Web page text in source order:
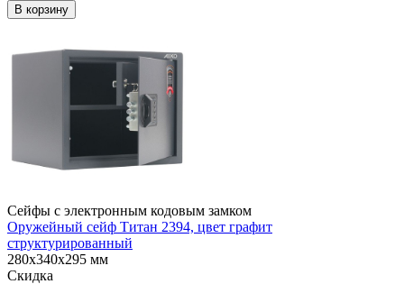
В корзину
Сейфы с электронным кодовым замком
Оружейный сейф Титан 2394, цвет графит
структурированный
280x340x295 мм
Скидка